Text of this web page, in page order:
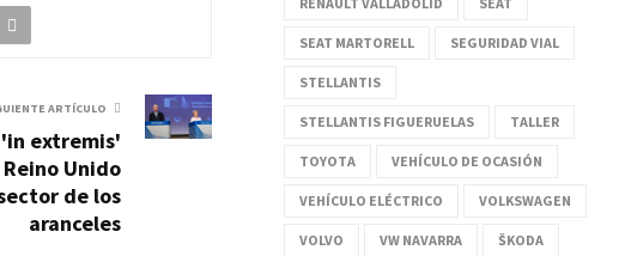
ARTÍCULO
extremis'
Unido
de los
aranceles
SEAT MARTORELL SEGURIDAD VIAL
STELLANTIS
STELLANTIS FIGUERUELAS TALLER
TOYOTA VEHÍCULO DE OCASIÓN
VEHÍCULO ELÉCTRICO VOLKSWAGEN
VOLVO VW NAVARRA ŠKODA